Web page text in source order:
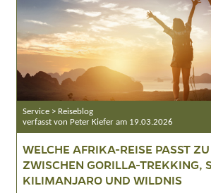
Service > Reiseblog
verfasst von Peter Kiefer am 19.03.2026
WELCHE AFRIKA-REISE PASST
ZWISCHEN GORILLA-TREKKING,
KILIMANJARO UND WILDNIS